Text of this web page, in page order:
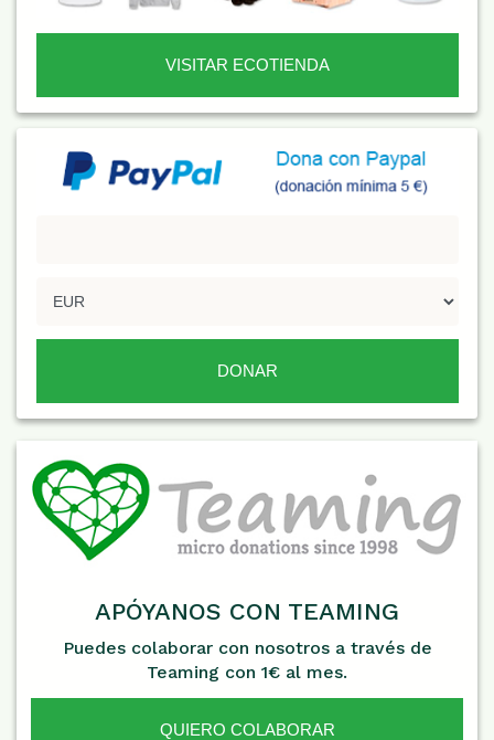
VISITAR ECOTIENDA
APÓYANOS CON TEAMING
Puedes colaborar con nosotros a través de
Teaming con 1€ al mes.
QUIERO COLABORAR